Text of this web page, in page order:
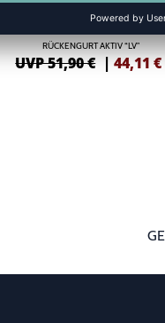
RÜCKENGURT AKTIV “LV”
UVP 51,90 € |44,11€